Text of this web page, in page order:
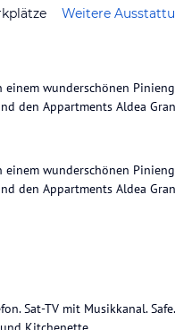
Weitere
wunderschönen
wunderschönen
den Appartments Aldea
Sat-TV mit Musikkanal.